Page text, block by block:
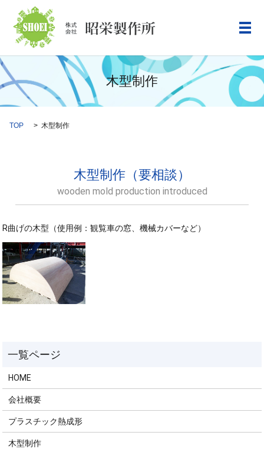
メ
木型制作
TOP 木型制作
木型制作（要相談）
wooden mold production introduced
R曲げの木型（使用例：観覧車の窓、機械カバーなど）
HOME
会社概要
プラスチック熱成形
木型制作